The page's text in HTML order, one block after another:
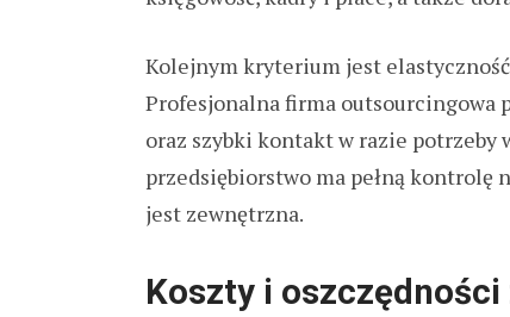
Kolejnym kryterium jest
Profesjonalna firma outsourcingowa
oraz szybki kontakt w razie
przedsiębiorstwo ma pełną kontrolę
jest zewnętrzna.
Koszty i